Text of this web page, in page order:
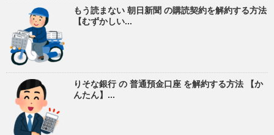
もう読まない 朝日新聞 の購読契約を解約する方法
【むずかしい...
りそな銀行 の 普通預金口座 を解約する方法 【か
んたん】...